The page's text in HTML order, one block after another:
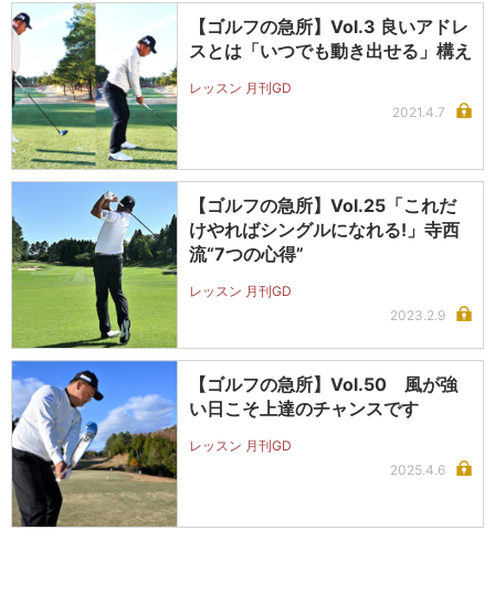
【ゴルフの急所】Vol.3 良いアドレ
スとは「いつでも動き出せる」構え
レッスン 月刊GD
2021.4.7
【ゴルフの急所】Vol.25「これだ
けやればシングルになれる!」寺西
流“7つの心得”
レッスン 月刊GD
2023.2.9
【ゴルフの急所】Vol.50 風が強
い日こそ上達のチャンスです
レッスン 月刊GD
2025.4.6